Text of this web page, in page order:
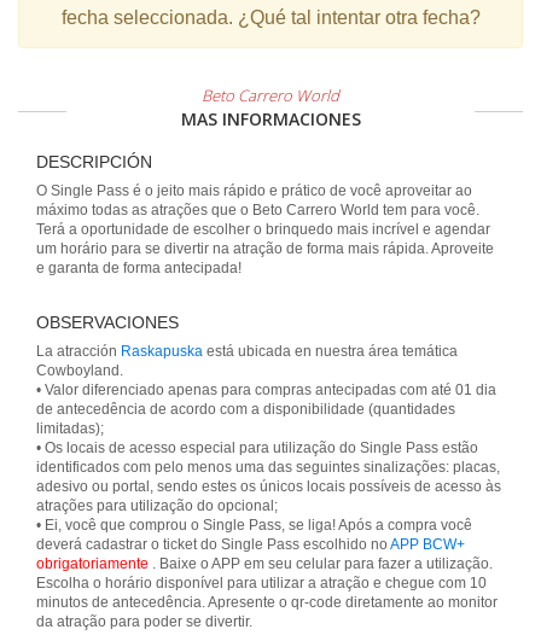
fecha seleccionada. ¿Qué tal intentar otra fecha?
Beto Carrero World
MAS INFORMACIONES
DESCRIPCIÓN
O Single Pass é o jeito mais rápido e prático de você aproveitar ao
máximo todas as atrações que o Beto Carrero World tem para você.
Terá a oportunidade de escolher o brinquedo mais incrível e agendar
um horário para se divertir na atração de forma mais rápida. Aproveite
e garanta de forma antecipada!
OBSERVACIONES
La atracción Raskapuska está ubicada en nuestra área temática
Cowboyland.
• Valor diferenciado apenas para compras antecipadas com até 01 dia
de antecedência de acordo com a disponibilidade (quantidades
limitadas);
• Os locais de acesso especial para utilização do Single Pass estão
identificados com pelo menos uma das seguintes sinalizações: placas,
adesivo ou portal, sendo estes os únicos locais possíveis de acesso às
atrações para utilização do opcional;
• Ei, você que comprou o Single Pass, se liga! Após a compra você
deverá cadastrar o ticket do Single Pass escolhido no APP BCW+
obrigatoriamente . Baixe o APP em seu celular para fazer a utilização.
Escolha o horário disponível para utilizar a atração e chegue com 10
minutos de antecedência. Apresente o qr-code diretamente ao monitor
da atração para poder se divertir.